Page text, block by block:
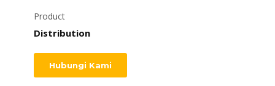
Product
Distribution
Hubungi Kami